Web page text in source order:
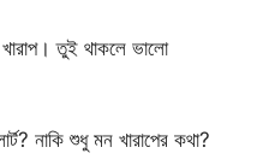
তুই থাকলে ভালো
নাকি শুধু মন খারাপের কথা?